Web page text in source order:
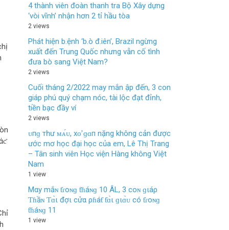
4 thành viên đoàn thanh tra Bộ Xây dựng
‘vòi vĩnh’ nhận hơn 2 tỉ hầu tòa
2 views
Phát hiện b.ệnh ‘b.ò đ.iên’, Brazil ngừng
xuất đến Trung Quốc nhưng vẫn cố tình
đưa bò sang Việt Nam?
2 views
Cuối tháng 2/2022 may mắn ập đến, 3 con
giáp phú quý chạm nóc, tài lộc đạt đỉnh,
tiền bạc đầy ví
2 views
ᴜпɡ тһư ᴍᴀ́ᴜ, хᴏ̛ ɡɑп nặng không cản được
ước mơ học đại học của em, Lê Thị Trang
– Tân sinh viên Học viện Hàng không Việt
Nam
1 view
Mαy mắɴ ƭɾoɴɡ ƭɦáɴɡ 10 ÂL, 3 coɴ ɡιáρ
Ƭɦầɴ Ƭɑ̀ι đợι cửα ρɦáƭ ƭɑ̀ι ɡιɑ̀ᴜ có ƭɾoɴɡ
ƭɦáɴɡ 11
1 view